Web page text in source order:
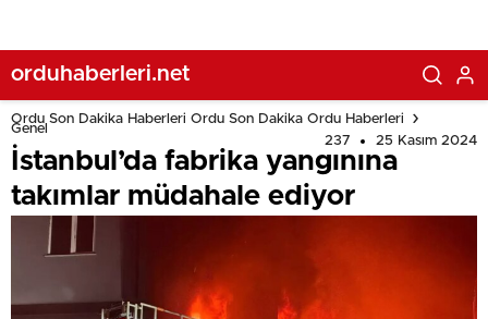
orduhaberleri.net
Ordu Son Dakika Haberleri Ordu Son Dakika Ordu Haberleri
Genel
237
25 Kasım 2024
İstanbul’da fabrika yangınına
takımlar müdahale ediyor